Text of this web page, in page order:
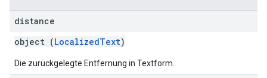
distance
object (LocalizedText)
Die zurückgelegte Entfernung in Textform.